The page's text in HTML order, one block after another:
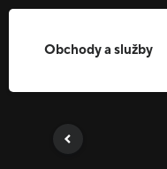
Obchody a služby